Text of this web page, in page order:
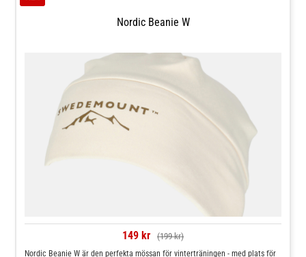
Nordic Beanie W
149 kr (199 kr)
Nordic Beanie W är den perfekta mössan för vinterträningen - med plats för